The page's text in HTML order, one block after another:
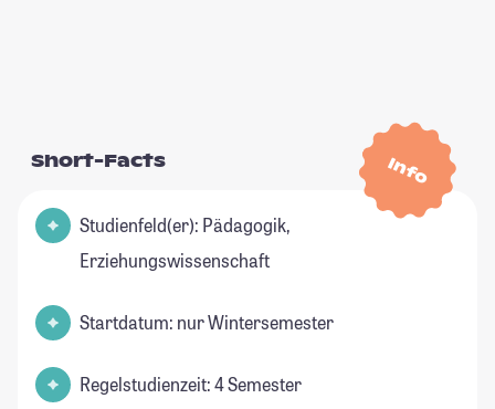
Info
Short-Facts
Studienfeld(er): Pädagogik,
Erziehungswissenschaft
Startdatum: nur Wintersemester
Regelstudienzeit: 4 Semester